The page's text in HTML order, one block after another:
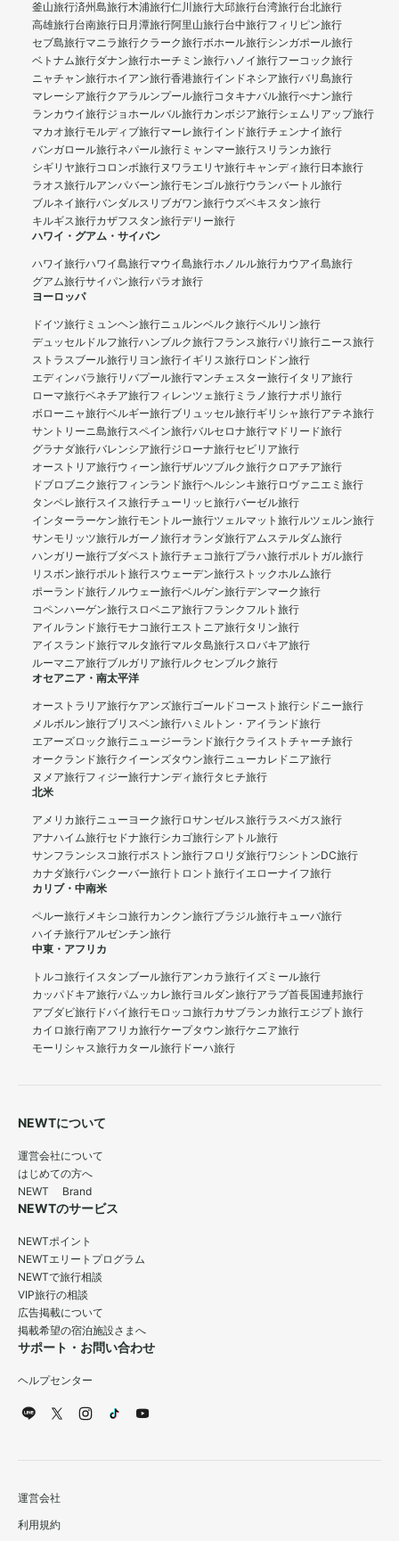
釜山旅行済州島旅行木浦旅行仁川旅行大邱旅行台湾旅行台北旅行
高雄旅行台南旅行日月潭旅行阿里山旅行台中旅行フィリピン旅行
セブ島旅行マニラ旅行クラーク旅行ボホール旅行シンガポール旅行
ベトナム旅行ダナン旅行ホーチミン旅行ハノイ旅行フーコック旅行
ニャチャン旅行ホイアン旅行香港旅行インドネシア旅行バリ島旅行
マレーシア旅行クアラルンプール旅行コタキナバル旅行ぺナン旅行
ランカウイ旅行ジョホールバル旅行カンボジア旅行シェムリアップ旅行
マカオ旅行モルディブ旅行マーレ旅行インド旅行チェンナイ旅行
バンガロール旅行ネパール旅行 ミャンマー旅行スリランカ旅行
シギリヤ旅行コロンボ旅行ヌワラエリヤ旅行キャンディ旅行日本旅行
ラオス旅行ルアンパバーン旅行モンゴル旅行ウランバートル旅行
ブルネイ旅行バンダルスリブガワン旅行ウズベキスタン旅行
キルギス旅行カザフスタン旅行デリー旅行
ハワイ・グアム・サイパン
ハワイ旅行ハワイ島旅行マウイ島旅行ホノルル旅行カウアイ島旅行
グアム旅行サイパン旅行パラオ旅行
ヨーロッパ
ドイツ旅行 ミュンヘン旅行ニュルンベルク旅行ベルリン旅行
デュッセルドルフ旅行ハンブルク旅行フランス旅行パリ旅行ニース旅行
ストラスブール旅行リヨン旅行イギリス旅行ロンドン旅行
エディンバラ旅行リバプール旅行マンチェスター旅行イタリア旅行
ローマ旅行ベネチア旅行フィレンツェ旅行 ミラノ旅行ナポリ旅行
ボローニャ旅行ベルギー旅行ブリュッセル旅行ギリシャ旅行アテネ旅行
サントリーニ島旅行スペイン旅行バルセロナ旅行マドリード旅行
グラナダ旅行バレンシア旅行ジローナ旅行セビリア旅行
オーストリア旅行ウィーン旅行ザルツブルク旅行クロアチア旅行
ドブロブニク旅行フィンランド旅行ヘルシンキ旅行ロヴァニエミ旅行
タンペレ旅行スイス旅行チューリッヒ旅行バーゼル旅行
インターラーケン旅行モントルー旅行ツェルマット旅行ルツェルン旅行
サンモリッツ旅行ルガーノ旅行オランダ旅行アムステルダム旅行
ハンガリー旅行ブダペスト旅行チェコ旅行プラハ旅行ポルトガル旅行
リスボン旅行ポルト旅行スウェーデン旅行ストックホルム旅行
ポーランド旅行ノルウェー旅行ベルゲン旅行デンマーク旅行
コペンハーゲン旅行スロベニア旅行フランクフルト旅行
アイルランド旅行モナコ旅行エストニア旅行タリン旅行
アイスランド旅行マルタ旅行マルタ島旅行スロバキア旅行
ルーマニア旅行ブルガリア旅行ルクセンブルク旅行
オセアニア・南太平洋
オーストラリア旅行ケアンズ旅行ゴールドコースト旅行シドニー旅行
メルボルン旅行ブリスベン旅行ハミルトン・アイランド旅行
エアーズロック旅行ニュージーランド旅行クライストチャーチ旅行
オークランド旅行クイーンズタウン旅行ニューカレドニア旅行
ヌメア旅行フィジー旅行ナンディ旅行タヒチ旅行
北米
アメリカ旅行ニューヨーク旅行ロサンゼルス旅行ラスベガス旅行
アナハイム旅行セドナ旅行シカゴ旅行シアトル旅行
サンフランシスコ旅行ボストン旅行フロリダ旅行ワシントンDC旅行
カナダ旅行バンクーバー旅行 トロント旅行イエローナイフ旅行
カリブ・中南米
ペルー旅行メキシコ旅行カンクン旅行ブラジル旅行キューバ旅行
ハイチ旅行アルゼンチン旅行
中東・アフリカ
トルコ旅行イスタンブール旅行アンカラ旅行イズミール旅行
カッパドキア旅行パムッカレ旅行ヨルダン旅行アラブ首長国連邦旅行
アブダビ旅行 ドバイ旅行モロッコ旅行カサブランカ旅行エジプト旅行
カイロ旅行南アフリカ旅行ケープタウン旅行ケニア旅行
モーリシャス旅行カタール旅行 ドーハ旅行
NEWTについて
運営会社について
はじめての方へ
NEWT Brand
NEWTのサービス
NEWTポイント
NEWTエリートプログラム
NEWTで旅行相談
VIP旅行の相談
広告掲載について
掲載希望の宿泊施設さまへ
サポート・お問い合わせ
ヘルプセンター
運営会社
利用規約